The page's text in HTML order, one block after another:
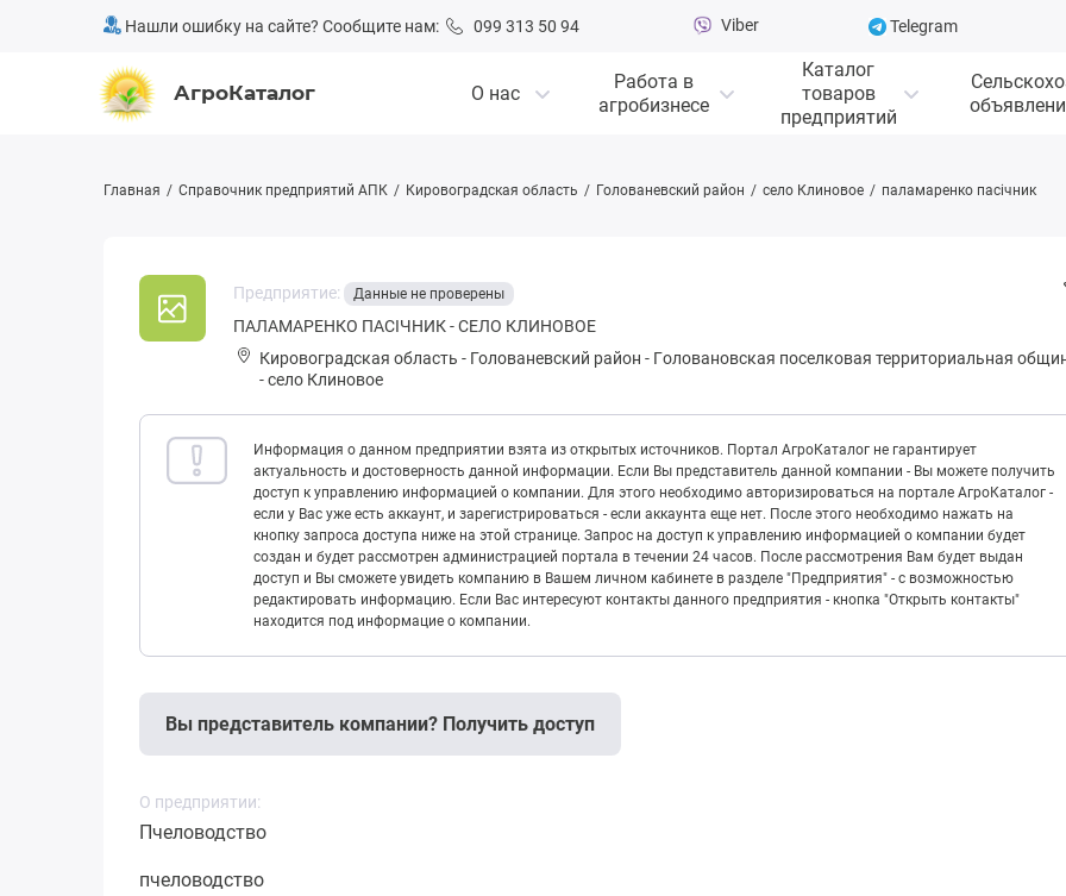
Нашли ошибку на сайте? Сообщите нам: 099 313 50 94 Viber Telegram
АгроКаталог О нас
Работа в
агробизнесе
Каталог
товаров
предприятий
Главная Справочник предприятий АПК Кировоградская область Голованевский район село Клиновое паламаренко пасічник
Предприятие: Данные не проверены
ПАЛАМАРЕНКО ПАСІЧНИК - СЕЛО КЛИНОВОЕ
Кировоградская область - Голованевский район - Гoлoвaновская поселковая территориальная
-село Клиновое
Информация о данном предприятии взята из открытых источников. Портал АгроКаталог не гарантирует
актуальность и достоверность данной информации. Если Вы представитель данной компании - Вы можете получить
доступ к управлению информацией о компании. Для этого необходимо авторизироваться на портале АгроКаталог -
если у Вас уже есть аккаунт, и зарегистрироваться - если аккаунта еще нет. После этого необходимо нажать на
кнопку запроса доступа ниже на этой странице. Запрос на доступ к управлению информацией о компании будет
создан и будет рассмотрен администрацией портала в течении 24 часов. После рассмотрения Вам будет выдан
доступ и Вы сможете увидеть компанию в Вашем личном кабинете в разделе "Предприятия" - с возможностью
редактировать информацию. Если Вас интересуют контакты данного предприятия - кнопка "Открыть контакты"
находится под информацие о компании.
Вы представитель компании? Получить доступ
О предприятии:
Пчеловодство
пчеловодство